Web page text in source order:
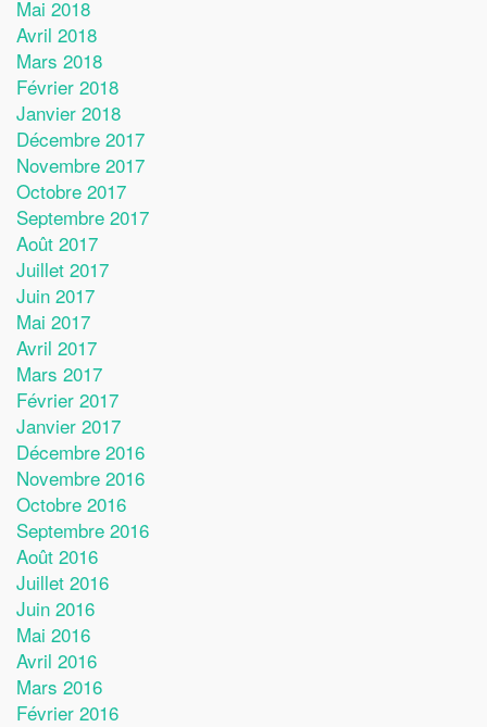
Mai 2018
Avril 2018
Mars 2018
Février 2018
Janvier 2018
Décembre 2017
Novembre 2017
Octobre 2017
Septembre 2017
Août 2017
Juillet 2017
Juin 2017
Mai 2017
Avril 2017
Mars 2017
Février 2017
Janvier 2017
Décembre 2016
Novembre 2016
Octobre 2016
Septembre 2016
Août 2016
Juillet 2016
Juin 2016
Mai 2016
Avril 2016
Mars 2016
Février 2016